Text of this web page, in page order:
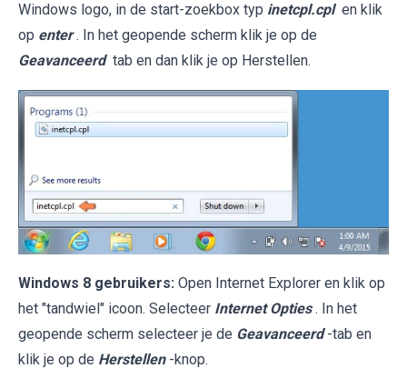
Windows logo, in de start-zoekbox typ inetcpl.cpl en klik
op enter . In het geopende scherm klik je op de
Geavanceerd tab en dan klik je op Herstellen.
Windows 8 gebruikers: Open Internet Explorer en klik op
het "tandwiel" icoon. Selecteer Internet Opties . In het
geopende scherm selecteer je de Geavanceerd -tab en
klik je op de Herstellen -knop.